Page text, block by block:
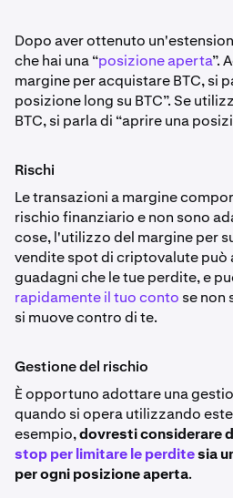
Dopo aver ottenuto
che hai una “posizione aperta”.
margine per acquistare BTC, si
posizione long su BTC”. Se
BTC, si parla di “aprire una
Rischi
Le transazioni a margine
rischio finanziario e non sono
cose, l'utilizzo del margine per
vendite spot di criptovalute può
guadagni che le tue perdite, e
rapidamente il tuo conto se non
si muove contro di te.
Gestione del rischio
È opportuno adottare una
quando si opera utilizzando
esempio,dovresti considerare
stop per limitare le perditesia
per ogni posizione aperta.